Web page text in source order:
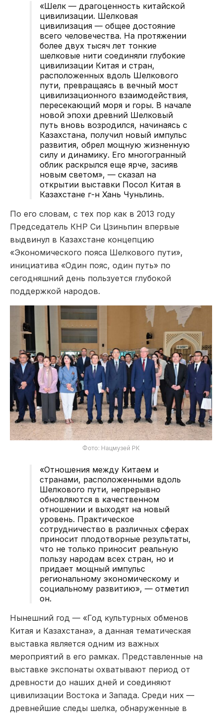
«Шелк — драгоценность китайской
цивилизации. Шелковая
цивилизация — общее достояние
всего человечества. На протяжении
более двух тысяч лет тонкие
шелковые нити соединяли глубокие
цивилизации Китая и стран,
расположенных вдоль Шелкового
пути, превращаясь в вечный мост
цивилизационного взаимодействия,
пересекающий моря и горы. В начале
новой эпохи древний Шелковый
путь вновь возродился, начинаясь с
Казахстана, получил новый импульс
развития, обрел мощную жизненную
силу и динамику. Его многогранный
облик раскрылся еще ярче, засияв
новым светом», — сказал на
открытии выставки Посол Китая в
Казахстане г-н Хань Чуньлинь.
По его словам, с тех пор как в 2013 году
Председатель КНР Си Цзиньпин впервые
выдвинул в Казахстане концепцию
«Экономического пояса Шелкового пути»,
инициатива «Один пояс, один путь» по
сегодняшний день пользуется глубокой
поддержкой народов.
Фото: Нацмузей РК
«Отношения между Китаем и
странами, расположенными вдоль
Шелкового пути, непрерывно
обновляются в качественном
отношении и выходят на новый
уровень. Практическое
сотрудничество в различных сферах
приносит плодотворные результаты,
что не только приносит реальную
пользу народам всех стран, но и
придает мощный импульс
региональному экономическому и
социальному развитию», — отметил
он.
Нынешний год — «Год культурных обменов
Китая и Казахстана», а данная тематическая
выставка является одним из важных
мероприятий в его рамках. Представленные на
выставке экспонаты охватывают период от
древности до наших дней и соединяют
цивилизации Востока и Запада. Среди них —
древнейшие следы шелка, обнаруженные в